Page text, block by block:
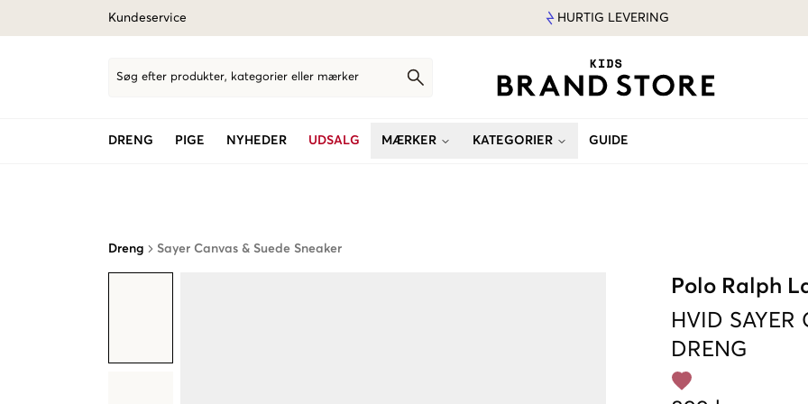
Kundeservice HURTIG LEVERING
Søg efter produkter, kategorier eller mærker
DRENG PIGE NYHEDER UDSALG MÆRKER KATEGORIER GUIDE
Dreng Sayer Canvas & Suede Sneaker
Polo Ralph
HVID SAYER
DRENG